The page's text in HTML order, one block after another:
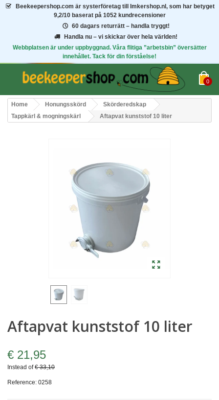
Beekeepershop.com är systerföretag till Imkershop.nl, som har betyget
9,2/10 baserat på 1052 kundrecensioner
60 dagars returrätt – handla tryggt!
Handla nu – vi skickar över hela världen!
Webbplatsen är under uppbyggnad. Våra flitiga ”arbetsbin” översätter
innehållet. Tack för din förståelse!
0
Home Honungsskörd
Skörderedskap
Tappkärl & mogningskärl
Aftapvat kunststof 10 liter
Aftapvat kunststof 10 liter
€ 21,95
Instead of€ 33,10
Reference: 0258